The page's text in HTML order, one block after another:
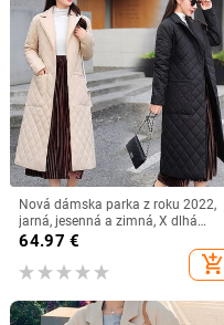
Nová dámska parka z roku 2022,
jarná, jesenná a zimná, X dlhá
dámska teplá bavlnená bunda s
diamantovým vzorom a opaskom
64.97 €
add_shopping_cart